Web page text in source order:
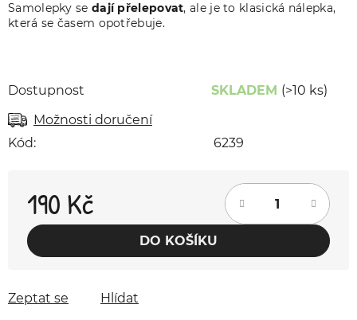
Samolepky se dají přelepovat, ale je to klasická nálepka,
která se časem opotřebuje.
Dostupnost SKLADEM (>10 ks)
Možnosti doručení
Kód:
6239
190 Kč
Měrná cena:
DO KOŠÍKU
Zeptat se Hlídat